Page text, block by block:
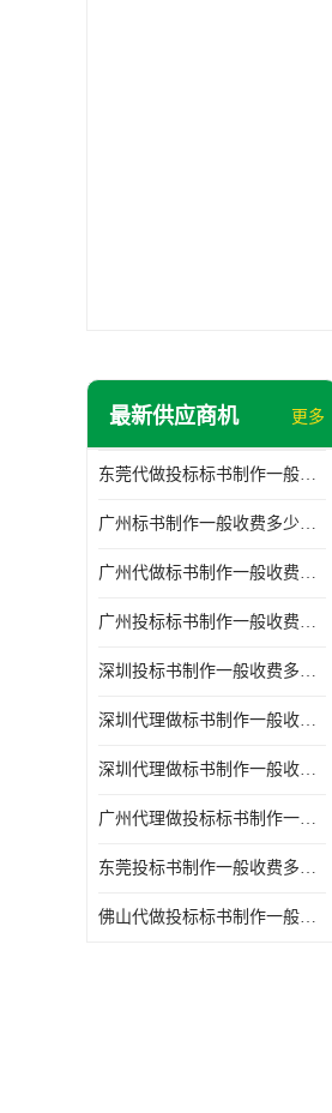
最新供应商机 更多
东莞代做投标标书制作一般收费多少钱 服务好
广州标书制作一般收费多少钱 周期快
广州代做标书制作一般收费多少钱 经验丰富
广州投标标书制作一般收费多少钱 一对一服务
深圳投标书制作一般收费多少钱 代写各类工程
深圳代理做标书制作一般收费多少钱 满足客户需求
深圳代理做标书制作一般收费多少钱 诚信合作
广州代理做投标标书制作一般收费多少钱 满足客户需求
东莞投标书制作一般收费多少钱 服务好
佛山代做投标标书制作一般收费多少钱 经验丰富